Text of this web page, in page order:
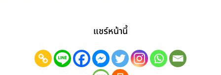
แชร์หน้านี้